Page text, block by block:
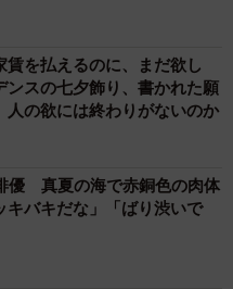
8/8
について（提供画像）
う年間の総費用」につい
（28.6%）、「70万円以
万円以上50万円未満」
50万円以上100万円未満」
賃を払えるのに、まだ欲し
ンスの七夕飾り、書かれた願
の欲には終わりがないのか
優 真夏の海で赤銅色の肉体
バキだな」「ばり渋いで